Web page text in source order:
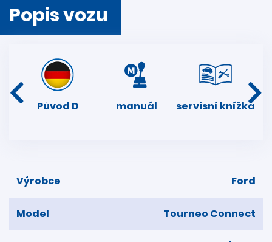
Popis vozu
Původ D manuál servisní knížka
Výrobce Ford
Model Tourneo Connect